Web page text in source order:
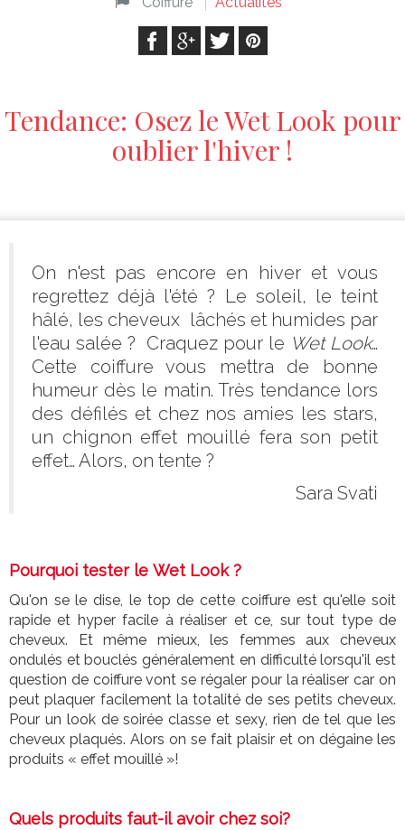
Tendance: Osez le Wet Look pour
oublier l'hiver !
On n'est pas encore en hiver et vous
regrettez déjà l'été ? Le soleil, le teint
hâlé, les cheveux lâchés et humides par
l'eau salée ? Craquez pour le Wet Look…
Cette coiffure vous mettra de bonne
humeur dès le matin. Très tendance lors
des défilés et chez nos amies les stars,
un chignon effet mouillé fera son petit
effet… Alors, on tente ?
Sara Svati
Pourquoi tester le Wet Look ?
Qu'on se le dise, le top de cette coiffure est qu'elle soit
rapide et hyper facile à réaliser et ce, sur tout type de
cheveux. Et même mieux, les femmes aux cheveux
ondulés et bouclés généralement en difficulté lorsqu'il est
question de coiffure vont se régaler pour la réaliser car on
peut plaquer facilement la totalité de ses petits cheveux.
Pour un look de soirée classe et sexy, rien de tel que les
cheveux plaqués. Alors on se fait plaisir et on dégaine les
produits « effet mouillé »!
Quels produits faut-il avoir chez soi?